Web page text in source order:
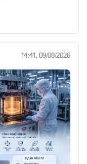
14:41, 09/08/2026